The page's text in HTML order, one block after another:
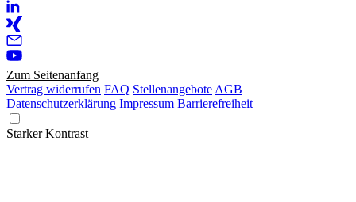
Zum Seitenanfang
Vertrag widerrufen FAQ Stellenangebote AGB
Datenschutzerklärung Impressum Barrierefreiheit
Starker Kontrast